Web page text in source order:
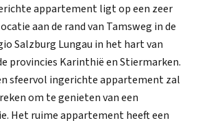
appartement ligt op een zeer
aan de rand van Tamsweg in de
Salzburg Lungau in het hart van
provincies Karinthië en Stiermarken.
sfeervol ingerichte appartement zal
om te genieten van een
Het ruime appartement heeft een